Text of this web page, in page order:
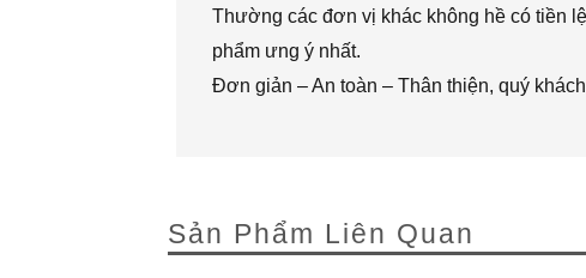
Thường các đơn vị khác không hề có tiền
phẩm ưng ý nhất.
Đơn giản – An toàn – Thân thiện, quý
Sản Phẩm Liên Quan